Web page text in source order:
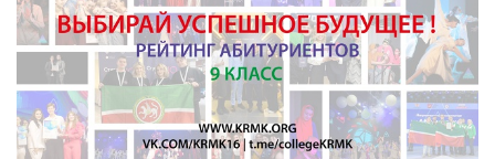
01
АВГУСТА!
НАПОМИНАЕМ,
ЗАЧИСЛЕНИЕ
ТОЛЬКО